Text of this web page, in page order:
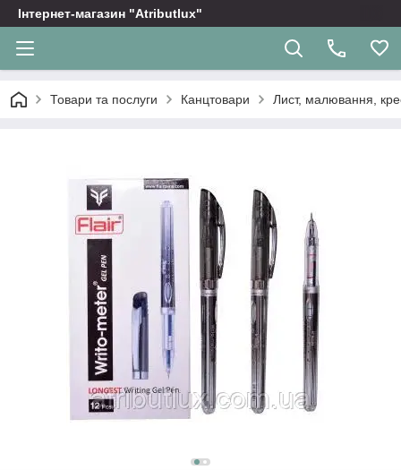
Інтернет-магазин "Atributlux"
Товари та послуги Канцтовари Лист, малювання,